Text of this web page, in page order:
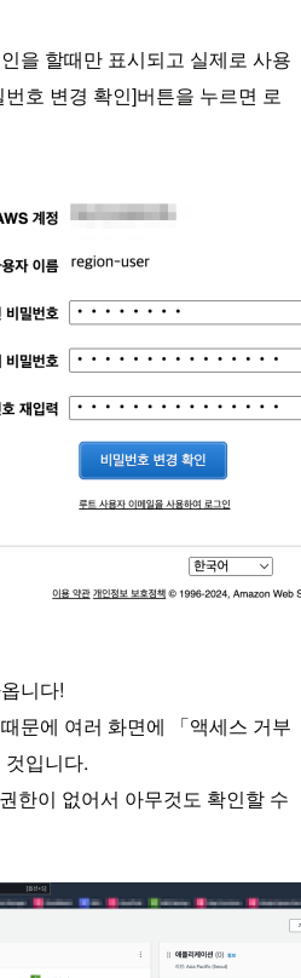
을 할때만 표시되고 실제로 사용
호 변경 확인]버튼을 누르면 로
니다!
문에 여러 화면에 「액세스 거부
입니다.
한이 없어서 아무것도 확인할 수